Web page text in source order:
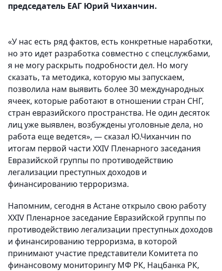
председатель ЕАГ Юрий Чиханчин.
«У нас есть ряд фактов, есть конкретные наработки,
но это идет разработка совместно с спецслужбами,
я не могу раскрыть подробности дел. Но могу
сказать, та методика, которую мы запускаем,
позволила нам выявить более 30 международных
ячеек, которые работают в отношении стран СНГ,
стран евразийского пространства. Не один десяток
лиц уже выявлен, возбуждены уголовные дела, но
работа еще ведется», — сказал Ю.Чиханчин по
итогам первой части XXIV Пленарного заседания
Евразийской группы по противодействию
легализации преступных доходов и
финансированию терроризма.
Напомним, сегодня в Астане открыло свою работу
XXIV Пленарное заседание Евразийской группы по
противодействию легализации преступных доходов
и финансированию терроризма, в которой
принимают участие представители Комитета по
финансовому мониторингу МФ РК, Нацбанка РК,